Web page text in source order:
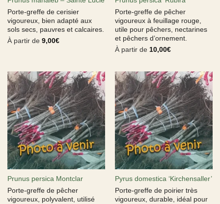
Porte-greffe de cerisier
vigoureux, bien adapté aux
sols secs, pauvres et calcaires.
À partir de 9,00€
Porte-greffe de pêcher
vigoureux à feuillage rouge,
utile pour pêchers, nectarines
et pêchers d’ornement.
À partir de 10,00€
Prunus persica Montclar
Porte-greffe de pêcher
vigoureux, polyvalent, utilisé
Pyrus domestica ‘Kirchensaller’
Porte-greffe de poirier très
vigoureux, durable, idéal pour